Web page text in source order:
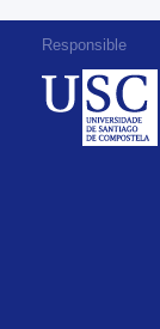
Responsible